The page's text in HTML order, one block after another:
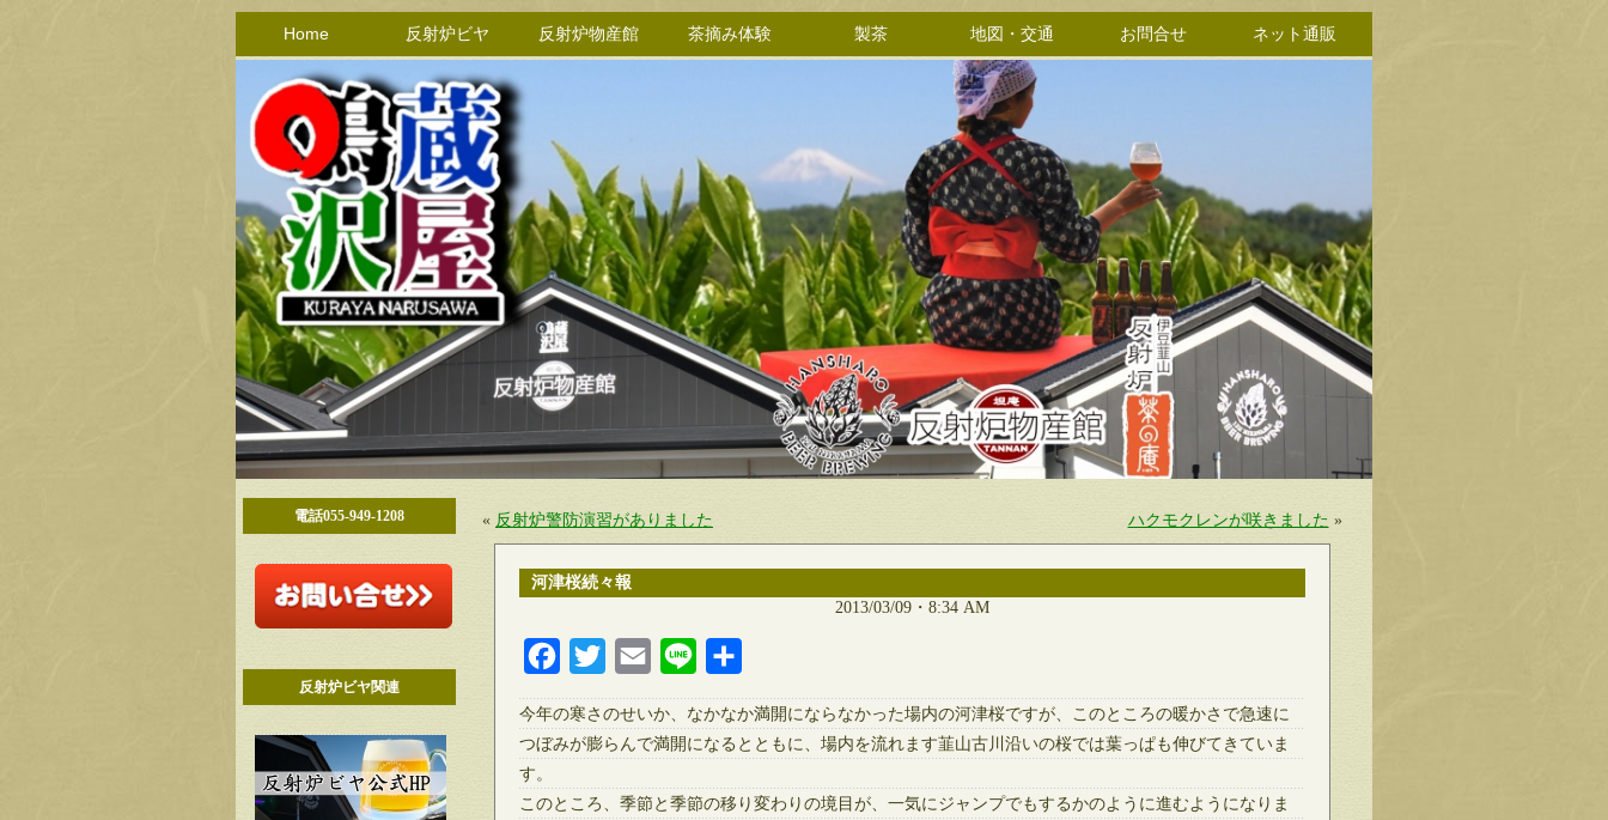
Home 反射炉ビヤ 反射炉物産館 茶摘み体験 製茶 地図・交通 お問合せ ネット通販
電話055-949-1208
反射炉ビヤ関連
« 反射炉警防演習がありました ハクモクレンが咲きました »
河津桜続々報
2013/03/09・8:34 AM
FacebookTwitter Email Line
今年の寒さのせいか、なかなか満開にならなかった場内の河津桜ですが、このところの暖かさで急速に
つぼみが膨らんで満開になるとともに、場内を流れます韮山古川沿いの桜では葉っぱも伸びてきていま
す。
このところ、季節と季節の移り変わりの境目が、一気にジャンプでもするかのように進むようになりま